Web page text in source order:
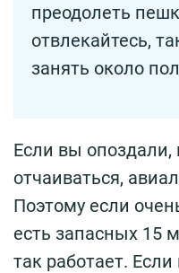
преодолеть
отвлекайтесь,
занять около
Если вы опоздали,
отчаиваться,
Поэтому если
есть запасных 15
так работает.